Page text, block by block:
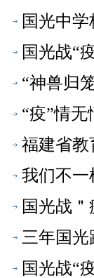
国光中
国光战“
“神兽归
“疫”情无
福建省教
我们不一
国光战
三年国
国光战“